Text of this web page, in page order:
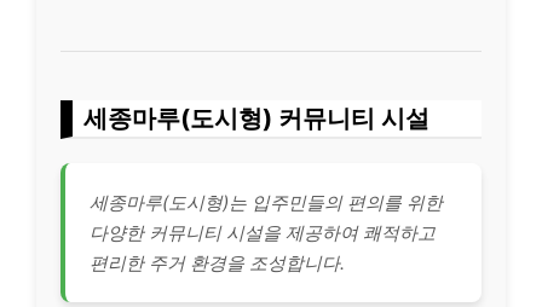
세종마루(도시형) 커뮤니티 시설
세종마루(도시형)는 입주민들의 편의를 위한
다양한 커뮤니티 시설을 제공하여 쾌적하고
편리한 주거 환경을 조성합니다.